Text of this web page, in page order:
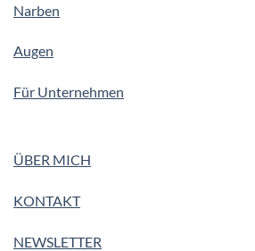
Narben
Augen
Für Unternehmen
ÜBER MICH
KONTAKT
NEWSLETTER